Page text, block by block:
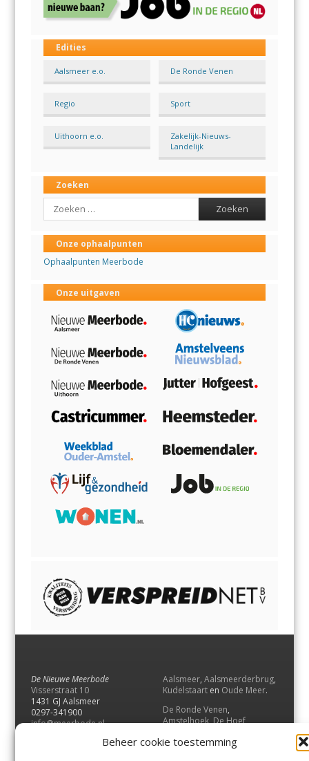
Beheer cookie toestemming
Edities
Aalsmeer e.o. De Ronde Venen
Regio Sport
Uithoorn e.o.
Zakelijk-Nieuws-
Landelijk
Zoeken
Search
Onze ophaalpunten
Ophaalpunten Meerbode
Onze uitgaven
De Nieuwe Meerbode
Visserstraat 10
1431 GJ Aalsmeer
0297-341900
info@meerbode.nl
Aalsmeer, Aalsmeerderbrug,
Kudelstaart en Oude Meer.
De Ronde Venen,
Amstelhoek,De Hoef,
Vrouwenakker,Waverveen